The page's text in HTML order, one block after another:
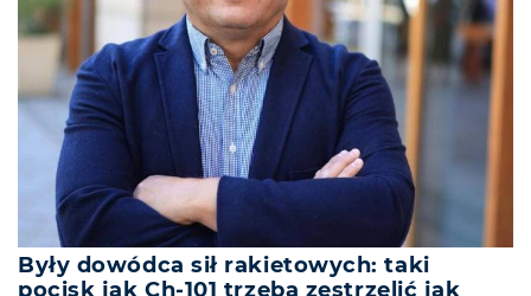
Były dowódca sił rakietowych: taki
pocisk jak Ch-101 trzeba zestrzelić jak